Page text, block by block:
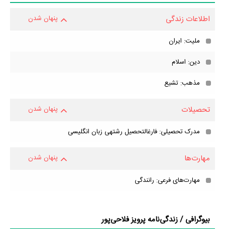
اطلاعات زندگی پنهان شدن
ملیت: ایران
دین: اسلام
مذهب: تشیع
تحصیلات پنهان شدن
مدرک تحصیلی: فارغ‎التحصیل رشته‎‎ی زبان انگلیسی
مهارت‌ها پنهان شدن
مهارت‌های فرعی: رانندگی
بیوگرافی / زندگی‌نامه پرویز فلاحی‌پور